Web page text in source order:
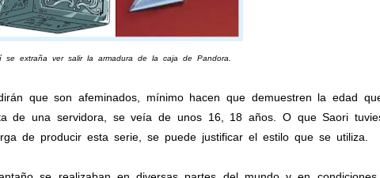
se extraña ver salir la armadura de la caja de Pandora.
que son afeminados, mínimo hacen que demuestren la edad
de una servidora, se veía de unos 16, 18 años. O que Saori
de producir esta serie, se puede justificar el estilo que se utiliza.